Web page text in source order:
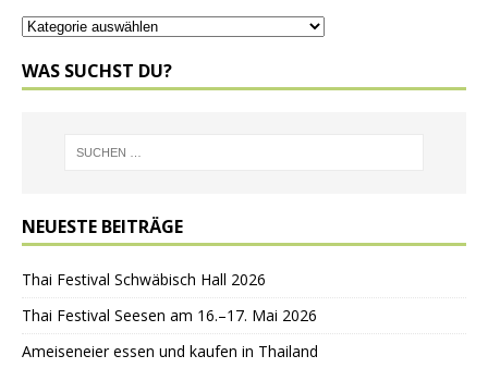
WAS SUCHST DU?
NEUESTE BEITRÄGE
Thai Festival Schwäbisch Hall 2026
Thai Festival Seesen am 16.–17. Mai 2026
Ameiseneier essen und kaufen in Thailand